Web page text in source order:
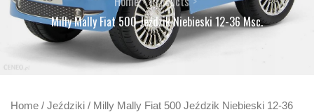
Milly Mally Fiat 500 Jeździk Niebieski 12-36 Msc.
Home / Jeździki / Milly Mally Fiat 500 Jeździk Niebieski 12-36